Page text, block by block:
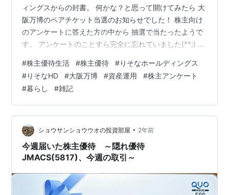
ィングスからの封書。 何かな？と思って開けてみたら 大
阪万博のペアチケット当選のお知らせでした！ 株主向け
のアンケートに答えた方の中から 抽選で当たったようで
す。 アンケートのことすら完全に忘れていました(^^;) 大
ょっと遠いので 行くつもりはなかったのですが チケット
があるなら行こうかな!(^^)! りそなホールディングスは昨
年入手した株。 今日はちょっとプラスです。 なんだかん
だ右肩上がり♪ SBI証券より↓ 長期保有していくつもりで
す。 ランキング参加中【公式】202…
#株主優待生活 #株主優待 #りそなホールディングス
#りそなHD #大阪万博 #資産運用 #株主アンケート
#暮らし #雑記
ショウサンショウウオの投資部屋 • 2年前
今週届いた株主優待 ～隠れ優待
JMACS(5817)、今週の取引～